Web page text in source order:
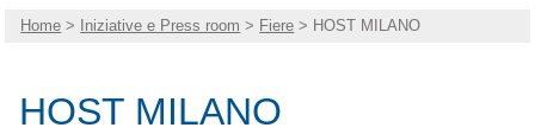
Home > Iniziative e Press room > Fiere > HOST MILANO
HOST MILANO